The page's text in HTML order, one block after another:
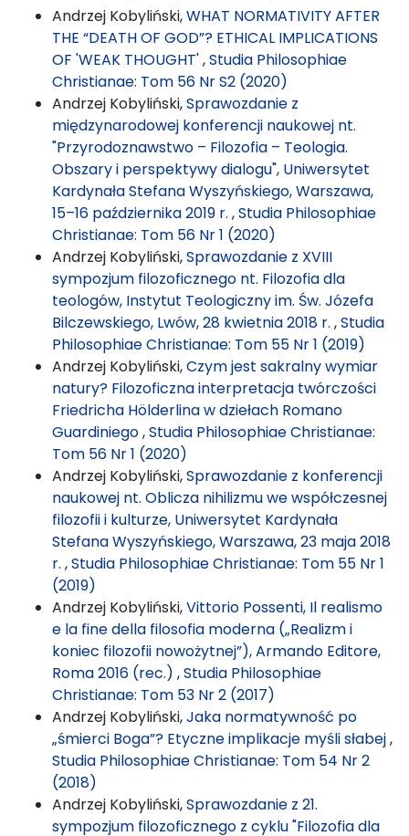
Andrzej Kobyliński,WHAT NORMATIVITY AFTER
THE “DEATH OF GOD”? ETHICAL IMPLICATIONS
OF 'WEAK THOUGHT',Studia Philosophiae
Christianae: Tom 56 Nr S2 (2020)
Andrzej Kobyliński,Sprawozdanie z
międzynarodowej konferencji naukowej nt.
"Przyrodoznawstwo – Filozofia – Teologia.
Obszary i perspektywy dialogu", Uniwersytet
Kardynała Stefana Wyszyńskiego, Warszawa,
15–16 października 2019 r. ,Studia Philosophiae
Christianae: Tom 56 Nr 1 (2020)
Andrzej Kobyliński,Sprawozdanie z XVIII
sympozjum filozoficznego nt. Filozofia dla
teologów, Instytut Teologiczny im. Św. Józefa
Bilczewskiego, Lwów, 28 kwietnia 2018 r. ,Studia
Philosophiae Christianae: Tom 55 Nr 1 (2019)
Andrzej Kobyliński,Czym jest sakralny wymiar
natury? Filozoficzna interpretacja twórczości
Friedricha Hölderlina w dziełach Romano
Guardiniego,Studia Philosophiae Christianae:
Tom 56 Nr 1 (2020)
Andrzej Kobyliński,Sprawozdanie z konferencji
naukowej nt. Oblicza nihilizmu we współczesnej
filozofii i kulturze, Uniwersytet Kardynała
Stefana Wyszyńskiego, Warszawa, 23 maja 2018
r. ,Studia Philosophiae Christianae: Tom 55 Nr 1
(2019)
Andrzej Kobyliński,Vittorio Possenti, Il realismo
e la fine della filosofia moderna („Realizm i
koniec filozofii nowożytnej”), Armando Editore,
Roma 2016 (rec.) ,Studia Philosophiae
Christianae: Tom 53 Nr 2 (2017)
Andrzej Kobyliński,Jaka normatywność po
„śmierci Boga”? Etyczne implikacje myśli słabej,
Studia Philosophiae Christianae: Tom 54 Nr 2
(2018)
Andrzej Kobyliński,Sprawozdanie z 21.
sympozjum filozoficznego z cyklu "Filozofia dla